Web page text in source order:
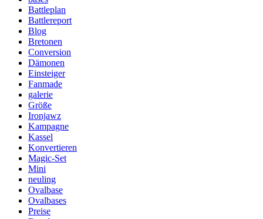
Battleplan
Battlereport
Blog
Bretonen
Conversion
Dämonen
Einsteiger
Fanmade
galerie
Größe
Ironjawz
Kampagne
Kassel
Konvertieren
Magic-Set
Mini
neuling
Ovalbase
Ovalbases
Preise